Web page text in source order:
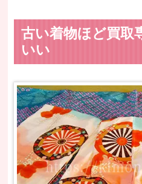
古い着物ほど買取
いい